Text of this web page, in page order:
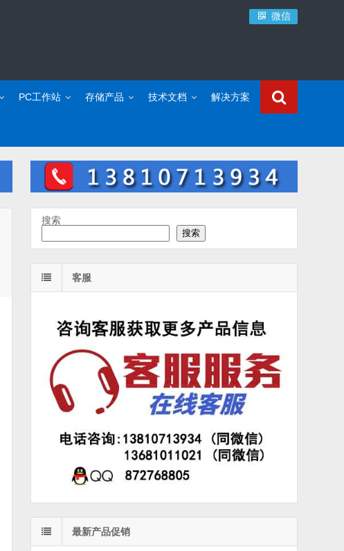
微信
PC工作站 存储产品 技术文档 解决方案
搜索
搜索
客服
最新产品促销